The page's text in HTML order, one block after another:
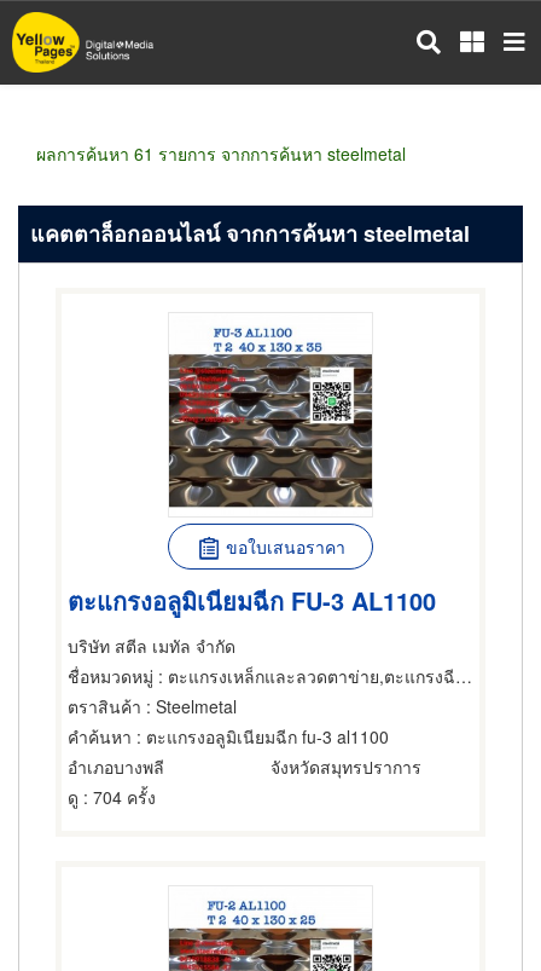
ข้าม
ไป
ผลการค้นหา 61 รายการ จากการค้นหา steelmetal
แคตตาล็อกออนไลน์ จากการค้นหา steelmetal
ขอใบเสนอราคา
ตะแกรงอลูมิเนียมฉีก FU-3 AL1100
บริษัท สตีล เมทัล จำกัด
ชื่อหมวดหมู่ : ตะแกรงเหล็กและลวดตาข่าย,ตะแกรงฉีกหรือตะแกรงยืด,ตะแกรงและอุปกรณ์สำหรับร่อน
ตราสินค้า : Steelmetal
คำค้นหา : ตะแกรงอลูมิเนียมฉีก fu-3 al1100
อำเภอบางพลี
จังหวัดสมุทรปราการ
ดู : 704 ครั้ง